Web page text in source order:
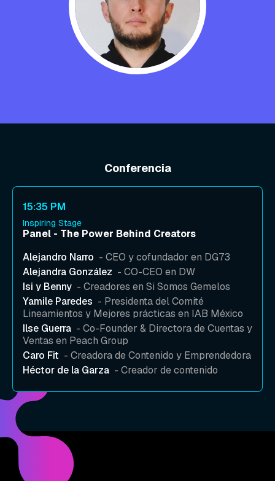
Conferencia
15:35 PM
Inspiring Stage
Panel - The Power Behind Creators
Alejandro Narro - CEO y cofundador en DG73
Alejandra González - CO-CEO en DW
Isi y Benny - Creadores en Si Somos Gemelos
Yamile Paredes - Presidenta del Comité
Lineamientos y Mejores prácticas en IAB México
Ilse Guerra - Co-Founder & Directora de Cuentas y
Ventas en Peach Group
Caro Fit - Creadora de Contenido y Emprendedora
Héctor de la Garza - Creador de contenido